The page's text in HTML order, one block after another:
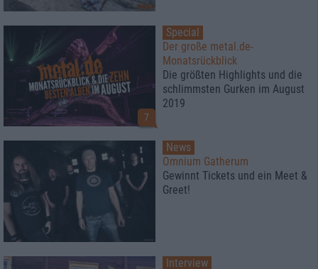
7
Special
Der große metal.de-
Monatsrückblick
Die größten Highlights und die
schlimmsten Gurken im August
2019
News
Omnium Gatherum
Gewinnt Tickets und ein Meet &
Greet!
Interview